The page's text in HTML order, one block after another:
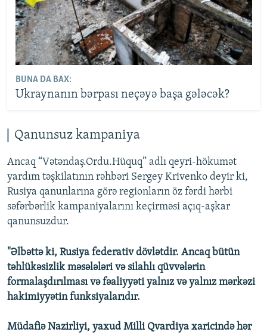
BUNA DA BAX:
Ukraynanın bərpası neçəyə başa gələcək?
Qanunsuz kampaniya
Ancaq “Vətəndaş.Ordu.Hüquq” adlı qeyri-hökumət
yardım təşkilatının rəhbəri Sergey Krivenko deyir ki,
Rusiya qanunlarına görə regionların öz fərdi hərbi
səfərbərlik kampaniyalarını keçirməsi açıq-aşkar
qanunsuzdur.
"Əlbəttə ki, Rusiya federativ dövlətdir. Ancaq bütün
təhlükəsizlik məsələləri və silahlı qüvvələrin
formalaşdırılması və fəaliyyəti yalnız və yalnız mərkəzi
hakimiyyətin funksiyalarıdır.
Müdafiə Nazirliyi, yaxud Milli Qvardiya xaricində hər